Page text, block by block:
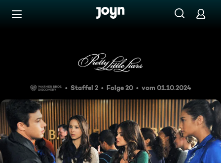
Zum Inhalt springen
Strg: A
Staffel 2 Folge 20 vom 01.10.2024